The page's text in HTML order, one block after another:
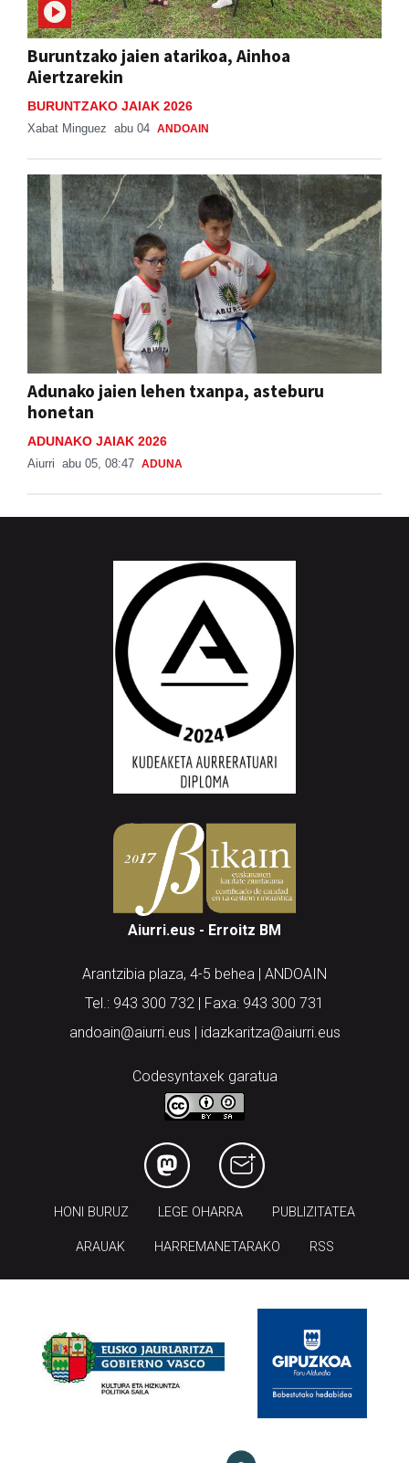
Buruntzako jaien atarikoa, Ainhoa
Aiertzarekin
BURUNTZAKO JAIAK 2026
Xabat Minguez abu 04 ANDOAIN
Adunako jaien lehen txanpa, asteburu
honetan
ADUNAKO JAIAK 2026
Aiurri abu 05, 08:47 ADUNA
Aiurri.eus - Erroitz BM
Arantzibia plaza, 4-5 behea | ANDOAIN
Tel.: 943 300 732 | Faxa: 943 300 731
andoain@aiurri.eus | idazkaritza@aiurri.eus
Codesyntaxek garatua
HONI BURUZ LEGE OHARRA PUBLIZITATEA
ARAUAK HARREMANETARAKO RSS